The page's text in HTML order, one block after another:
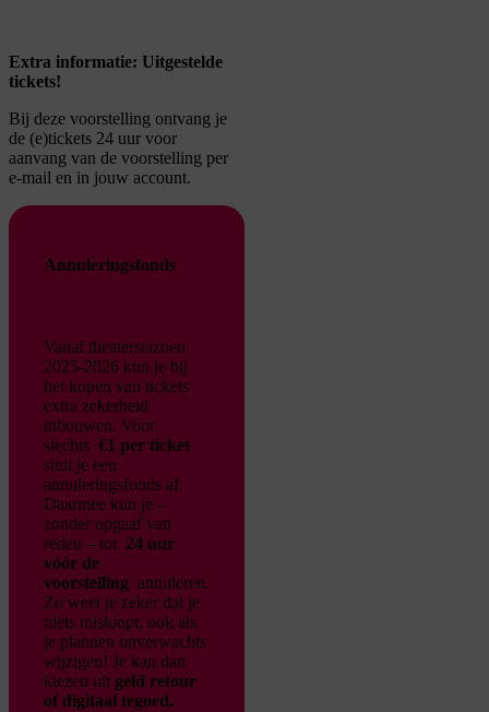
Extra informatie: Uitgestelde
tickets!
Bij deze voorstelling ontvang je
de (e)tickets 24 uur voor
aanvang van de voorstelling per
e-mail en in jouw account.
Annuleringsfonds
Vanaf theaterseizoen
2025-2026 kun je bij
het kopen van tickets
extra zekerheid
inbouwen. Voor
slechts €1 per ticket
sluit je een
annuleringsfonds af.
Daarmee kun je –
zonder opgaaf van
reden – tot 24 uur
vóór de
voorstelling annuleren.
Zo weet je zeker dat je
niets misloopt, ook als
je plannen onverwachts
wijzigen! Je kan dan
kiezen uit geld retour
of digitaal tegoed.